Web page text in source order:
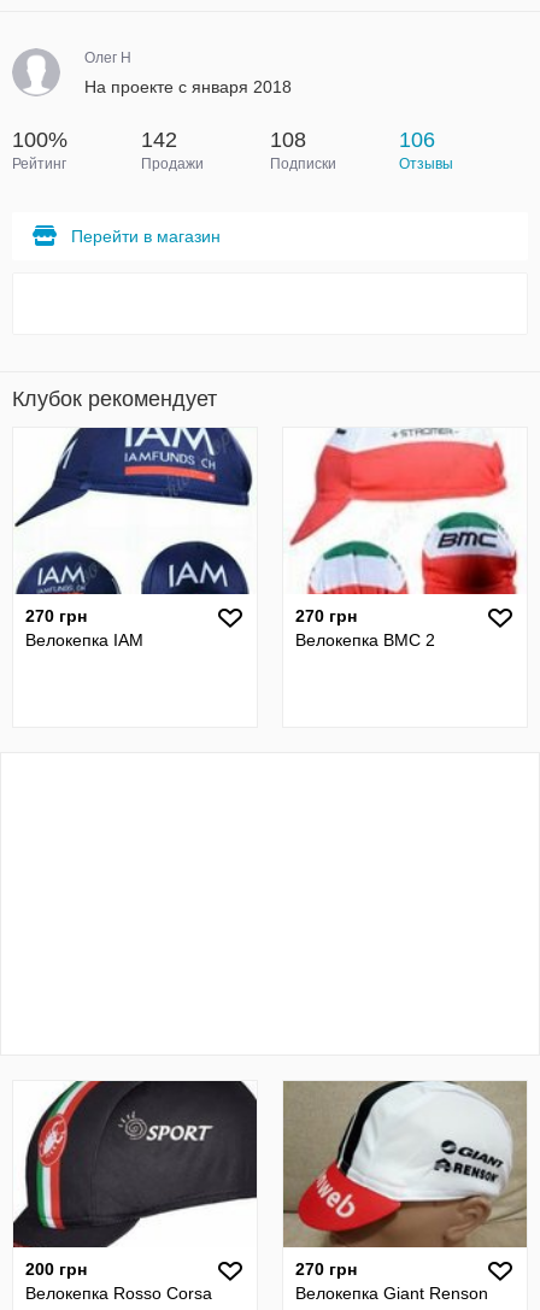
Олег H
На проекте с января 2018
100%
Рейтинг
142
Продажи
108
Подписки
106
Отзывы
Перейти в магазин
Клубок рекомендует
270 грн
Велокепка IAM
270 грн
Велокепка BMC 2
200 грн
Велокепка Rosso Corsa
270 грн
Велокепка Giant Renson